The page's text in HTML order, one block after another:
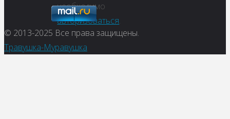
необходимо
авторизоваться.
© 2013-2025 Все права защищены.
Травушка-Муравушка